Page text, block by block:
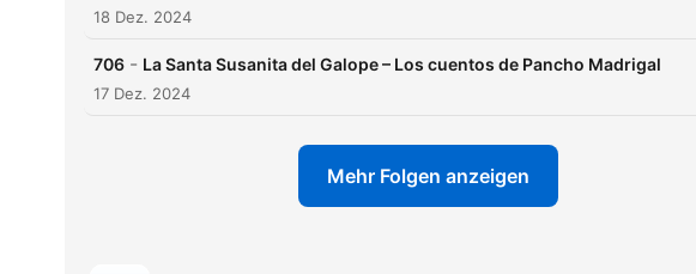
18 Dez. 2024
706 - La Santa Susanita del Galope – Los cuentos de Pancho Madrigal
17 Dez. 2024
Mehr Folgen anzeigen